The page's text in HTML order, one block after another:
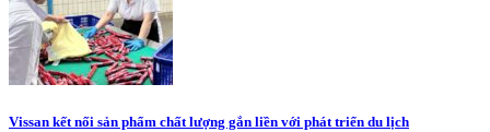
Vissan kết nối sản phẩm chất lượng gắn liền với phát triển du lịch